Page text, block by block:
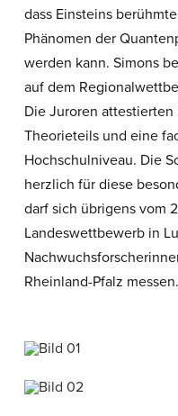
dass Einsteins
Phänomen der
werden kann. Simons
auf dem
Die Juroren
Theorieteils und eine
Hochschulniveau. Die
herzlich für diese
darf sich übrigens vom
Landeswettbewerb in
Rheinland-Pfalz messen.